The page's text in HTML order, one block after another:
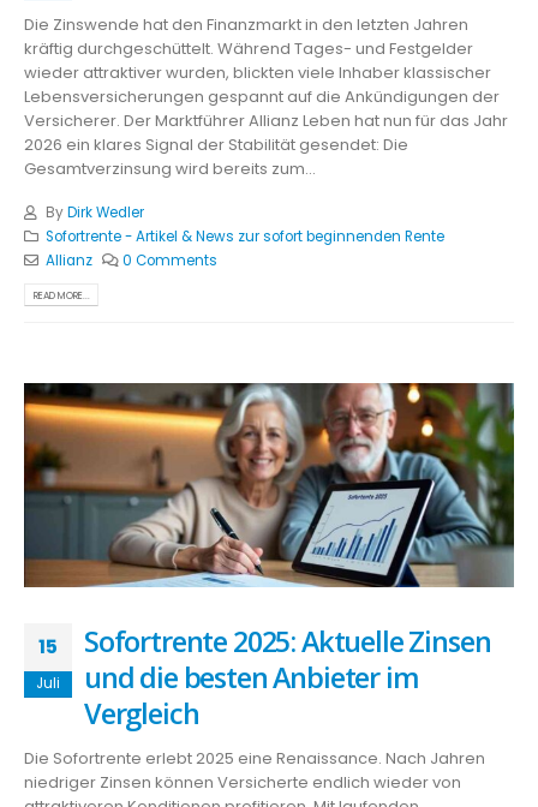
Die Zinswende hat den Finanzmarkt in den letzten Jahren
kräftig durchgeschüttelt. Während Tages- und Festgelder
wieder attraktiver wurden, blickten viele Inhaber klassischer
Lebensversicherungen gespannt auf die Ankündigungen der
Versicherer. Der Marktführer Allianz Leben hat nun für das Jahr
2026 ein klares Signal der Stabilität gesendet: Die
Gesamtverzinsung wird bereits zum...
ByDirk Wedler
Sofortrente - Artikel & News zur sofort beginnenden Rente
Allianz
0 Comments
READ MORE...
15
Juli
Sofortrente 2025: Aktuelle Zinsen
und die besten Anbieter im
Vergleich
Die Sofortrente erlebt 2025 eine Renaissance. Nach Jahren
niedriger Zinsen können Versicherte endlich wieder von